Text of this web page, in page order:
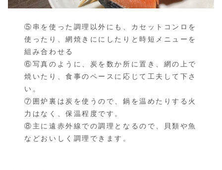
⑤串を使った調理以外にも、カセットコンロを
使ったり、網焼きににしたりと時短メニューを
組み合わせる
⑥写真のように、炭を数か所に置き、網の上で
焼いたり、食事のペースに応じて工夫して下さ
い。
⑦囲炉裏は炭を使うので、鍋を温めたりする火
力はなく、保温程度です。
⑧主に遠赤外線での調理となるので、貝類や魚
などおいしく調理できます。